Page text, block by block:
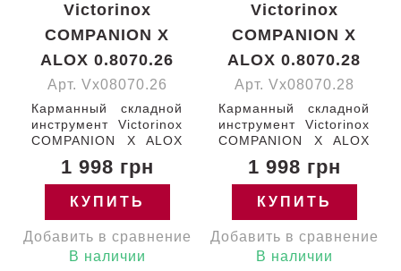
Victorinox
COMPANION X
ALOX 0.8070.26
Арт. Vx08070.26
Карманный складной
инструмент Victorinox
COMPANION X ALOX
рифленые
серебристые
накладки /ножницы
Швейцария 0.8070.26
Гарантия:
пожизненная
1 998 грн
КУПИТЬ
Добавить в сравнение
В наличии
Victorinox
COMPANION X
ALOX 0.8070.28
Арт. Vx08070.28
Карманный складной
инструмент Victorinox
COMPANION X ALOX
рифленые золотистые
накладки /ножницы
Швейцария 0.8070.28
Гарантия:
пожизненная
1 998 грн
КУПИТЬ
Добавить в сравнение
В наличии